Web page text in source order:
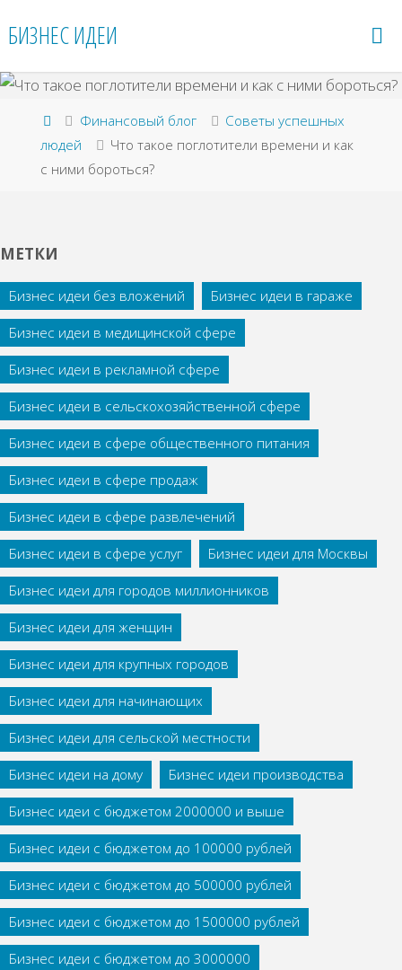
БИЗНЕС ИДЕИ
Главная
Финансовый блог
Советы успешных
людей
Что такое поглотители времени и как
с ними бороться?
МЕТКИ
Бизнес идеи без вложений
Бизнес идеи в гараже
Бизнес идеи в медицинской сфере
Бизнес идеи в рекламной сфере
Бизнес идеи в сельскохозяйственной сфере
Бизнес идеи в сфере общественного питания
Бизнес идеи в сфере продаж
Бизнес идеи в сфере развлечений
Бизнес идеи в сфере услуг
Бизнес идеи для Москвы
Бизнес идеи для городов миллионников
Бизнес идеи для женщин
Бизнес идеи для крупных городов
Бизнес идеи для начинающих
Бизнес идеи для сельской местности
Бизнес идеи на дому
Бизнес идеи производства
Бизнес идеи с бюджетом 2000000 и выше
Бизнес идеи с бюджетом до 100000 рублей
Бизнес идеи с бюджетом до 500000 рублей
Бизнес идеи с бюджетом до 1500000 рублей
Бизнес идеи с бюджетом до 3000000